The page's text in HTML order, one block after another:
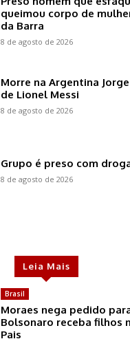
queimou corpo de
da Barra
8 de agosto de 2026
Morre na Argentina
de Lionel Messi
8 de agosto de 2026
Grupo é preso com
8 de agosto de 2026
Leia Mais
Brasil
Moraes nega pedido
Bolsonaro receba filhos
Pais